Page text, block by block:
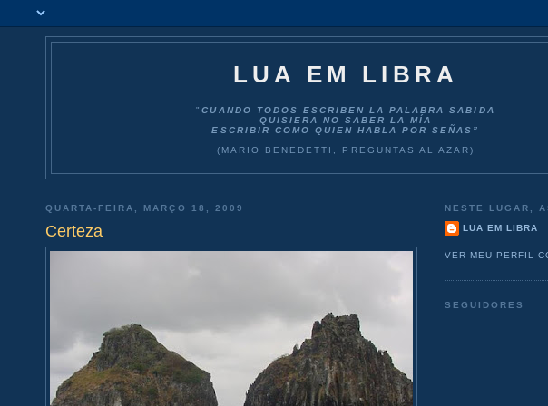
LUA EM LIBRA
"CUANDO TODOS ESCRIBEN LA PALABRA SABIDA
QUISIERA NO SABER LA MÍA
ESCRIBIR COMO QUIEN HABLA POR SEÑAS”
(MARIO BENEDETTI, PREGUNTAS AL AZAR)
QUARTA-FEIRA, MARÇO 18, 2009
Certeza
NESTE LUGAR,
LUA EM LIBRA
VER MEU PERFIL
SEGUIDORES